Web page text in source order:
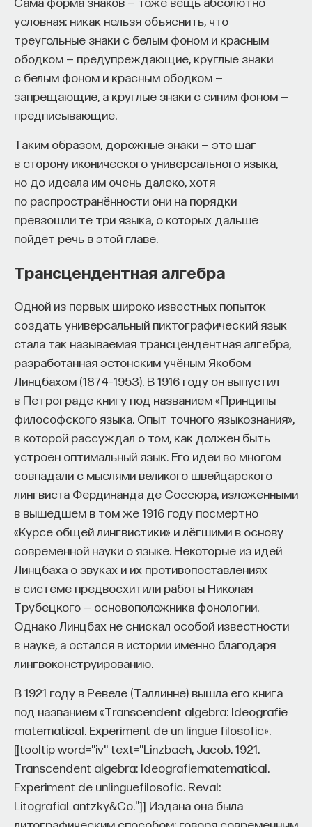
условная: никак нельзя объяснить, что
треугольные знаки с белым фоном и красным
ободком — предупреждающие, круглые знаки
с белым фоном и красным ободком —
запрещающие, а круглые знаки с синим фоном —
предписывающие.
Таким образом, дорожные знаки — это шаг
в сторону иконического универсального языка,
но до идеала им очень далеко, хотя
по распространённости они на порядки
превзошли те три языка, о которых дальше
пойдёт речь в этой главе.
Трансцендентная алгебра
Одной из первых широко известных попыток
создать универсальный пиктографический язык
стала так называемая трансцендентная алгебра,
разработанная эстонским учёным Якобом
Линцбахом (1874–1953). В 1916 году он выпустил
в Петрограде книгу под названием «Принципы
философского языка. Опыт точного языкознания»,
в которой рассуждал о том, как должен быть
устроен оптимальный язык. Его идеи во многом
совпадали с мыслями великого швейцарского
лингвиста Фердинанда де Соссюра, изложенными
в вышедшем в том же 1916 году посмертно
«Курсе общей лингвистики» и лёгшими в основу
современной науки о языке. Некоторые из идей
Линцбаха о звуках и их противопоставлениях
в системе предвосхитили работы Николая
Трубецкого — основоположника фонологии.
Однако Линцбах не снискал особой известности
в науке, а остался в истории именно благодаря
лингвоконструированию.
В 1921 году в Ревеле (Таллинне) вышла его книга
под названием «Transcendent algebra: Ideografie
matematical. Experiment de un lingue filosofic».
[[tooltip word="iv" text="Linzbach, Jacob. 1921.
Transcendent algebra: Ideografiematematical.
Experiment de unlinguefilosofic. Reval:
LitografiaLantzky&Co."]] Издана она была
литографическим способом: говоря современным